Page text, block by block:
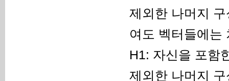
제외한 나머지
여도 벡터들에는
H1: 자신을 포함
제외한 나머지